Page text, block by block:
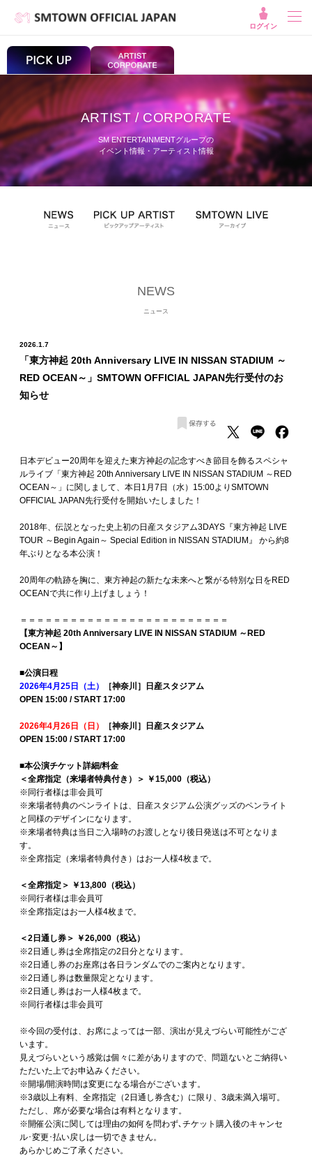
ログイン
ARTIST / CORPORATE
SM ENTERTAINMENTグループの
イベント情報・アーティスト情報
NEWS
ニュース
2026.1.7
「東方神起 20th Anniversary LIVE IN NISSAN STADIUM ～
RED OCEAN～」SMTOWN OFFICIAL JAPAN先行受付のお
知らせ
日本デビュー20周年を迎えた東方神起の記念すべき節目を飾るスペシャ
ルライブ「東方神起 20th Anniversary LIVE IN NISSAN STADIUM ～RED
OCEAN～」に関しまして、本日1月7日（水）15:00よりSMTOWN
OFFICIAL JAPAN先行受付を開始いたしました！
2018年、伝説となった史上初の日産スタジアム3DAYS『東方神起 LIVE
TOUR ～Begin Again～ Special Edition in NISSAN STADIUM』 から約8
年ぶりとなる本公演！
20周年の軌跡を胸に、東方神起の新たな未来へと繋がる特別な日をRED
OCEANで共に作り上げましょう！
＝＝＝＝＝＝＝＝＝＝＝＝＝＝＝＝＝＝＝＝＝＝＝＝＝
【東方神起 20th Anniversary LIVE IN NISSAN STADIUM ～RED
OCEAN～】
■公演日程
2026年4月25日（土）
［神奈川］日産スタジアム
OPEN 15:00 / START 17:00
2026年4月26日（日）
［神奈川］日産スタジアム
OPEN 15:00 / START 17:00
■本公演チケット詳細/料金
＜全席指定（来場者特典付き）＞ ￥15,000（税込）
※同行者様は非会員可
※来場者特典のペンライトは、日産スタジアム公演グッズのペンライト
と同様のデザインになります。
※来場者特典は当日ご入場時のお渡しとなり後日発送は不可となりま
す。
※全席指定（来場者特典付き）はお一人様4枚まで。
＜全席指定＞ ￥13,800（税込）
※同行者様は非会員可
※全席指定はお一人様4枚まで。
＜2日通し券＞ ￥26,000（税込）
※2日通し券は全席指定の2日分となります。
※2日通し券のお座席は各日ランダムでのご案内となります。
※2日通し券は数量限定となります。
※2日通し券はお一人様4枚まで。
※同行者様は非会員可
※今回の受付は、お席によっては一部、演出が見えづらい可能性がござ
います。
見えづらいという感覚は個々に差がありますので、問題ないとご納得い
ただいた上でお申込みください。
※開場/開演時間は変更になる場合がございます。
※3歳以上有料、全席指定（2日通し券含む）に限り、3歳未満入場可。
ただし、席が必要な場合は有料となります。
※開催公演に関しては理由の如何を問わず､チケット購入後のキャンセ
ル･変更･払い戻しは一切できません。
あらかじめご了承ください。